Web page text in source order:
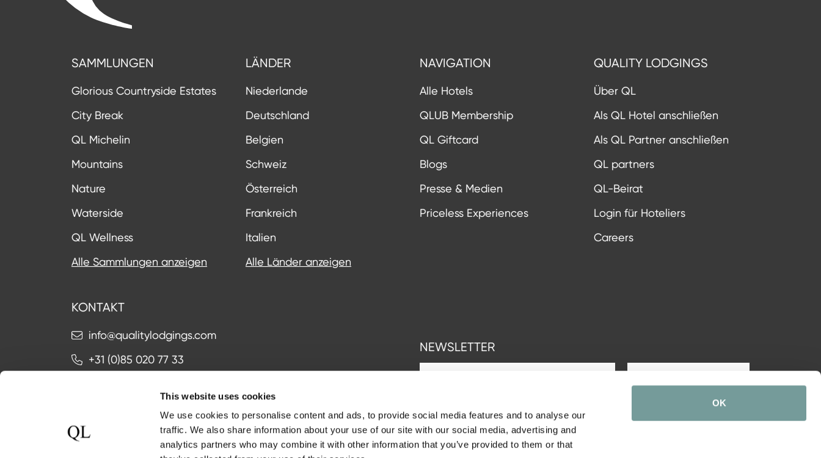
This website uses cookies
We use cookies to personalise content and ads, to provide social media features and to analyse our
traffic. We also share information about your use of our site with our social media, advertising and
analytics partners who may combine it with other information that you’ve provided to them or that
OK
SAMMLUNGEN
Glorious Countryside Estates
City Break
QL Michelin
Mountains
Nature
Waterside
QL Wellness
Alle Sammlungen anzeigen
LÄNDER
Niederlande
Deutschland
Belgien
Schweiz
Österreich
Frankreich
Italien
Alle Länder anzeigen
NAVIGATION
Alle Hotels
QLUB Membership
QL Giftcard
Blogs
Presse & Medien
Priceless Experiences
QUALITY LODGINGS
Über QL
Als QL Hotel anschließen
Als QL Partner anschließen
QL partners
QL-Beirat
Login für Hoteliers
Careers
KONTAKT
info@qualitylodgings.com
+31 (0)85 020 77 33
Kontakt
NEWSLETTER